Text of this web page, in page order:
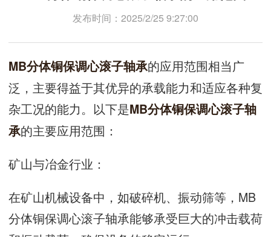
发布时间：2025/2/25 9:27:00
MB分体铜保调心滚子轴承的应用范围相当广
泛，主要得益于其优异的承载能力和适应各种复
杂工况的能力。以下是MB分体铜保调心滚子轴
承的主要应用范围：
矿山与冶金行业：
在矿山机械设备中，如破碎机、振动筛等，MB
分体铜保调心滚子轴承能够承受巨大的冲击载荷